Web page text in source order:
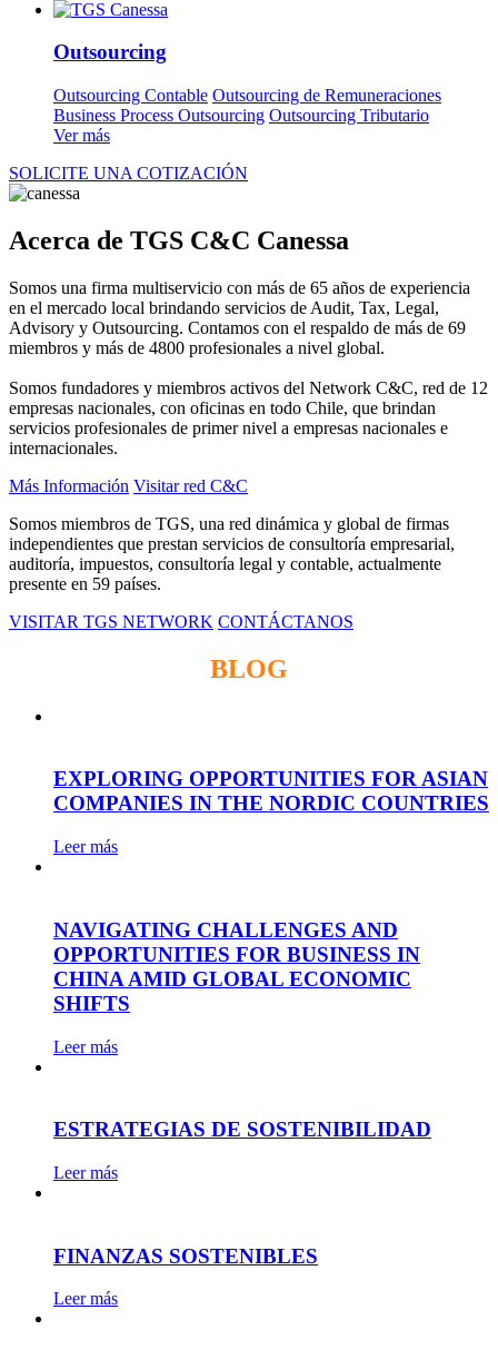
Outsourcing
Outsourcing Contable Outsourcing de Remuneraciones
Business Process Outsourcing Outsourcing Tributario
Ver más
SOLICITE UNA COTIZACIÓN
Acerca de TGS C&C Canessa
Somos una firma multiservicio con más de 65 años de experiencia
en el mercado local brindando servicios de Audit, Tax, Legal,
Advisory y Outsourcing. Contamos con el respaldo de más de 69
miembros y más de 4800 profesionales a nivel global.
Somos fundadores y miembros activos del Network C&C, red de 12
empresas nacionales, con oficinas en todo Chile, que brindan
servicios profesionales de primer nivel a empresas nacionales e
internacionales.
Más Información Visitar red C&C
Somos miembros de TGS, una red dinámica y global de firmas
independientes que prestan servicios de consultoría empresarial,
auditoría, impuestos, consultoría legal y contable, actualmente
presente en 59 países.
VISITAR TGS NETWORK CONTÁCTANOS
BLOG
EXPLORING OPPORTUNITIES FOR ASIAN
COMPANIES IN THE NORDIC COUNTRIES
Leer más
NAVIGATING CHALLENGES AND
OPPORTUNITIES FOR BUSINESS IN
CHINA AMID GLOBAL ECONOMIC
SHIFTS
Leer más
ESTRATEGIAS DE SOSTENIBILIDAD
Leer más
FINANZAS SOSTENIBLES
Leer más